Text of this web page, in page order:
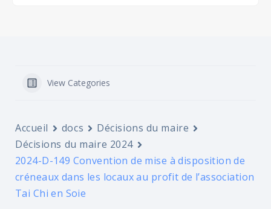
View Categories
Accueil docs
Décisions du maire
Décisions du maire 2024
2024-D-149 Convention de mise à disposition de
créneaux dans les locaux au profit de l’association
Tai Chi en Soie